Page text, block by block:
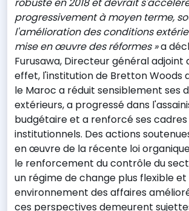
robuste en 2018 et devrait
progressivement à moyen terme,
l'amélioration des conditions
mise en œuvre des réformes »a
Furusawa, Directeur général adjoint
effet, l'institution de Bretton Woods
le Maroc a réduit sensiblement ses
extérieurs, a progressé dans
budgétaire et a renforcé ses
institutionnels. Des actions
en œuvre de la récente loi
le renforcement du contrôle du
un régime de change plus flexible et
environnement des affaires
ces perspectives demeurent